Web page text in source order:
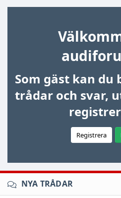
Som gäst kan du
trådar och svar,
Registrera
NYA TRÅDAR